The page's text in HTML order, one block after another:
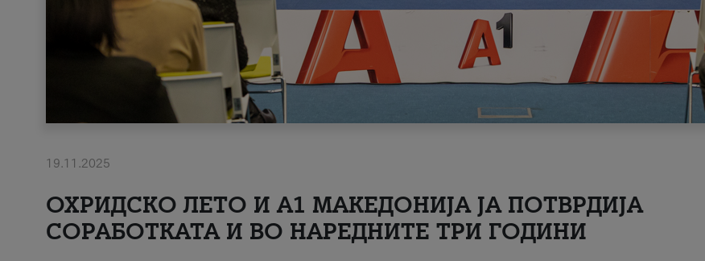
19.11.2025
ОХРИДСКО ЛЕТО И A1 МАКЕДОНИЈА ЈА ПОТВРДИЈА
СОРАБОТКАТА И ВО НАРЕДНИТЕ ТРИ ГОДИНИ